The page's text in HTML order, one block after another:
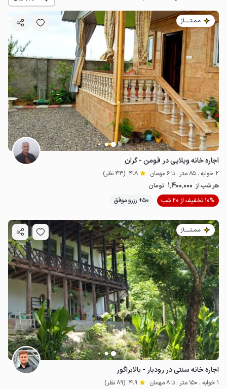
مـمـتــــــاز
اجاره خانه ویلایی در فومن - گران
2 خوابه . 85 متر . تا 6 مهمان 4.8 (43 نظر)
هر شب از 1٬400٬000 تومان
10% تخفیف از 20 شب
50+ رزرو موفق
مـمـتــــــاز
اجاره خانه سنتی در رودبار - بالابراگور
1 خوابه . 150 متر . تا 8 مهمان 4.9 (89 نظر)